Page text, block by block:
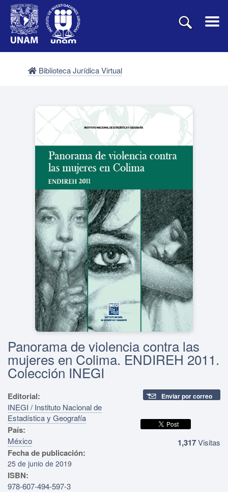
Biblioteca Jurídica Virtual
Panorama de violencia contra las
mujeres en Colima. ENDIREH 2011.
Colección INEGI
Editorial:
INEGI / Instituto Nacional de
Estadística y Geografía
País:
México
Fecha de publicación:
25 de junio de 2019
ISBN:
978-607-494-597-3
Enviar por correo
1,317Visitas